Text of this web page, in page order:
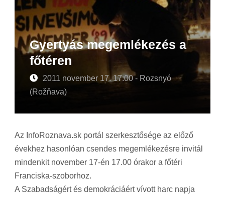
Gyertyás megemlékezés a
főtéren
2011 november 17. 17:00 - Rozsnyó
(Rožňava)
Az InfoRoznava.sk portál szerkesztősége az előző
évekhez hasonlóan csendes megemlékezésre invitál
mindenkit november 17-én 17.00 órakor a főtéri
Franciska-szoborhoz.
A Szabadságért és demokráciáért vívott harc napja